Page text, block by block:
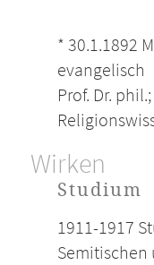
* 30.1.1892
evangelisch
Prof. Dr.
Wirken
Studium
1911-1917